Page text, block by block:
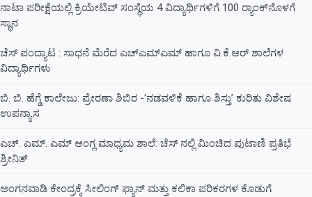
ನಾಟಾ ಪರೀಕ್ಷೆಯಲ್ಲಿ ಕ್ರಿಯೇಟಿವ್ ಸಂಸ್ಥೆಯ 4 ವಿದ್ಯಾರ್ಥಿಗಳಿಗೆ 100 ರ‍್ಯಾಂಕ್‌ನೊಳಗೆ
ಸ್ಥಾನ
ಚೆಸ್ ಪಂದ್ಯಾಟ : ಸಾಧನೆ ಮೆರೆದ ಎಚ್ಎಮ್ಎಮ್ ಹಾಗೂ ವಿ.ಕೆ.ಆರ್ ಶಾಲೆಗಳ
ವಿದ್ಯಾರ್ಥಿಗಳು
ಬಿ. ಬಿ. ಹೆಗ್ಡೆ ಕಾಲೇಜು: ಪ್ರೇರಣಾ ಶಿಬಿರ -‘ನಡವಳಿಕೆ ಹಾಗೂ ಶಿಸ್ತು’ ಕುರಿತು ವಿಶೇಷ
ಉಪನ್ಯಾಸ
ಎಚ್. ಎಮ್. ಎಮ್ ಆಂಗ್ಲ ಮಾಧ್ಯಮ ಶಾಲೆ: ಚೆಸ್ ನಲ್ಲಿ ಮಿಂಚಿದ ಪುಟಾಣಿ ಪ್ರತಿಭೆ
ಶ್ರೀನಿತ್
ಅಂಗನವಾಡಿ ಕೇಂದ್ರಕ್ಕೆ ಸೀಲಿಂಗ್ ಫ್ಯಾನ್ ಮತ್ತು ಕಲಿಕಾ ಪರಿಕರಗಳ ಕೊಡುಗೆ